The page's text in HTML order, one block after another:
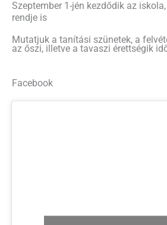
Szeptember 1-jén kezdődik az
rendje is
Mutatjuk a tanítási szünetek, a
az őszi, illetve a tavaszi érettségik
Facebook